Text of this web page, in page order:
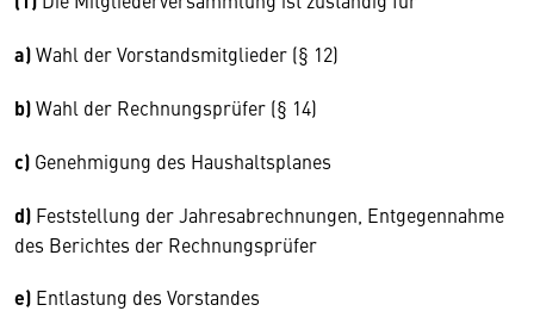
a)Wahl der Vorstandsmitglieder (§ 12)
b)Wahl der Rechnungsprüfer (§ 14)
c) Genehmigung des Haushaltsplanes
d) Feststellung der Jahresabrechnungen, Entgegennahme
des Berichtes der Rechnungsprüfer
e) Entlastung des Vorstandes